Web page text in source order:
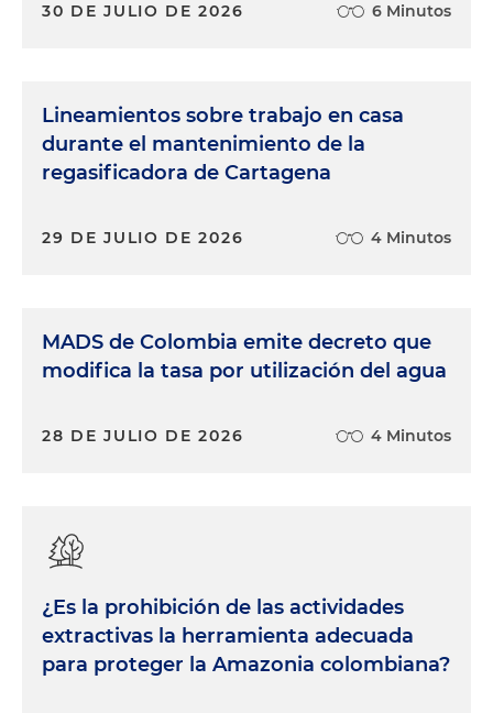
30 DE JULIO DE 2026 6 Minutos
Lineamientos sobre trabajo en casa
durante el mantenimiento de la
regasificadora de Cartagena
29 DE JULIO DE 2026 4 Minutos
MADS de Colombia emite decreto que
modifica la tasa por utilización del agua
28 DE JULIO DE 2026 4 Minutos
¿Es la prohibición de las actividades
extractivas la herramienta adecuada
para proteger la Amazonia colombiana?